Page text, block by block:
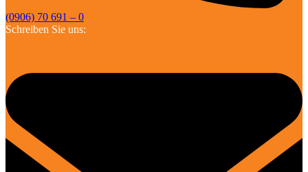
(0906) 70 691 – 0
Schreiben Sie uns: